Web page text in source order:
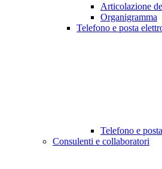
Articolazione
Organigramma
Telefono e posta
Telefono e
Consulenti e collaboratori